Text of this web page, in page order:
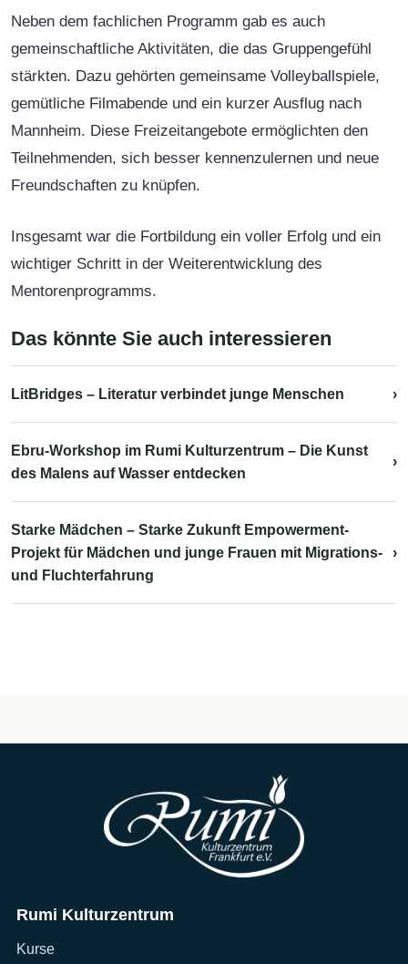
Neben dem fachlichen Programm gab es auch
gemeinschaftliche Aktivitäten, die das Gruppengefühl
stärkten. Dazu gehörten gemeinsame Volleyballspiele,
gemütliche Filmabende und ein kurzer Ausflug nach
Mannheim. Diese Freizeitangebote ermöglichten den
Teilnehmenden, sich besser kennenzulernen und neue
Freundschaften zu knüpfen.
Insgesamt war die Fortbildung ein voller Erfolg und ein
wichtiger Schritt in der Weiterentwicklung des
Mentorenprogramms.
Das könnte Sie auch interessieren
LitBridges – Literatur verbindet junge Menschen ›
Ebru-Workshop im Rumi Kulturzentrum – Die Kunst
des Malens auf Wasser entdecken
›
Starke Mädchen – Starke Zukunft Empowerment-
Projekt für Mädchen und junge Frauen mit Migrations-
und Fluchterfahrung
›
Rumi Kulturzentrum
Kurse